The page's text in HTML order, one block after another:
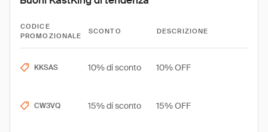
CODICE
PROMOZIONALE
SCONTO DESCRIZIONE
KKSAS 10% di sconto 10% OFF
CW3VQ 15% di sconto 15% OFF